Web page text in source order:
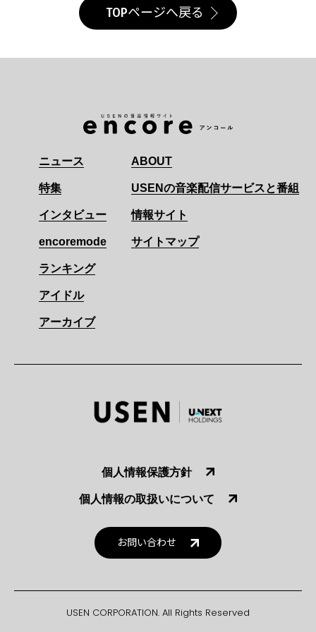
TOPページへ戻る
ニュース
特集
インタビュー
encoremode
ランキング
アイドル
アーカイブ
ABOUT
USENの音楽配信サービスと番組
情報サイト
サイトマップ
個人情報保護方針
個人情報の取扱いについて
お問い合わせ
USEN CORPORATION. All Rights Reserved